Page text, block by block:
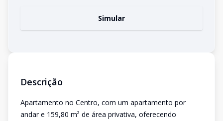
Simular
Descrição
Apartamento no Centro, com um apartamento por
andar e 159,80 m² de área privativa, oferecendo